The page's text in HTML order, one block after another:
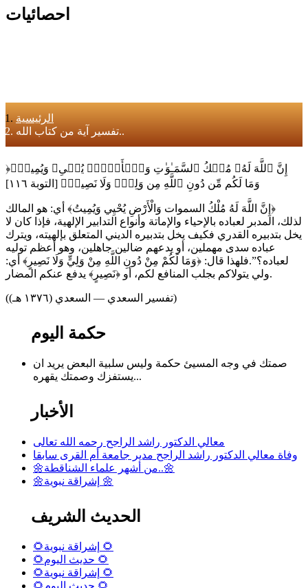
احصائيات
الرئيسية
تفسير آية من كتاب الله..
﴿إِنَّ ٱللَّهَ لَهُۥ مُلۡكُ ٱلسَّمَـٰوَ ٰ⁠تِ وَٱلۡأَرۡضِۖ یُحۡیِۦ وَیُمِیتُۚ
وَمَا لَكُم مِّن دُونِ ٱللَّهِ مِن وَلِیࣲّ وَلَا نَصِیرࣲ﴾ [التوبة ١١٦]
‏﴿‏إِنَّ اللَّهَ لَهُ مُلْكُ السموات وَالْأَرْضِ يُحْيِي وَيُمِيتُ‏﴾‏ أي‏:‏ هو المالك
لذلك، المدبر لعباده بالإحياء والإماتة وأنواع التدابير الإلهية، فإذا كان لا
يخل بتدبيره القدري فكيف يخل بتدبيره الديني المتعلق بإلهيته، ويترك
عباده سدى مهملين، أو يدعهم ضالين جاهلين، وهو أعظم توليه
لعباده‏؟‏‏”‏‏.‏فلهذا قال‏:‏ ‏﴿‏وَمَا لَكُمْ مِنْ دُونِ اللَّهِ مِنْ وَلِيٍّ وَلَا نَصِيرٍ‏﴾‏ أي‏:‏
ولي يتولاكم بجلب المنافع لكم، أو ‏﴿‏نَصِيرٍ‏﴾‏ يدفع عنكم المضار‏.
(تفسير السعدي — السعدي (١٣٧٦ هـ))
حكمة اليوم
صمتك في وجه المسيئ حكمة وليس سلبية البعض يريد ان
يستفزك وصمتك يقهره...
الأخبار
معالي الدكتور راشد الراجح رحمه الله تعالى
وفاة معالي الدكتور راشد الراجح مدير جامعة أم القرى سابقا
🌼من أشهر علماء الشناقطة..🌼
🌼إشراقة نبوية 🌼
الحديث الشريف
🌻إشراقة نبوية 🌻
🌻حديث اليوم 🌻
🌻إشراقة نبوية 🌻
🌻حديث اليوم 🌻